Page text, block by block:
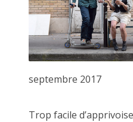
2022
2022
2022
septembre 2017
Trop facile